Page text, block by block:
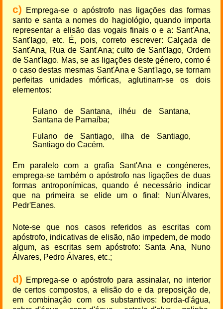
c) Emprega-se o apóstrofo nas ligações das formas
santo e santa a nomes do hagiológio, quando importa
representar a elisão das vogais finais o e a: Sant'Ana,
Sant'Iago, etc. É, pois, correto escrever: Calçada de
Sant'Ana, Rua de Sant'Ana; culto de Sant'Iago, Ordem
de Sant'Iago. Mas, se as ligações deste género, como é
o caso destas mesmas Sant'Ana e Sant'Iago, se tornam
perfeitas unidades mórficas, aglutinam-se os dois
elementos:
Fulano de Santana, ilhéu de Santana,
Santana de Parnaíba;
Fulano de Santiago, ilha de Santiago,
Santiago do Cacém.
Em paralelo com a grafia Sant'Ana e congéneres,
emprega-se também o apóstrofo nas ligações de duas
formas antroponímicas, quando é necessário indicar
que na primeira se elide um o final: Nun'Álvares,
Pedr'Eanes.
Note-se que nos casos referidos as escritas com
apóstrofo, indicativas de elisão, não impedem, de modo
algum, as escritas sem apóstrofo: Santa Ana, Nuno
Álvares, Pedro Álvares, etc.;
d) Emprega-se o apóstrofo para assinalar, no interior
de certos compostos, a elisão do e da preposição de,
em combinação com os substantivos: borda-d'água,